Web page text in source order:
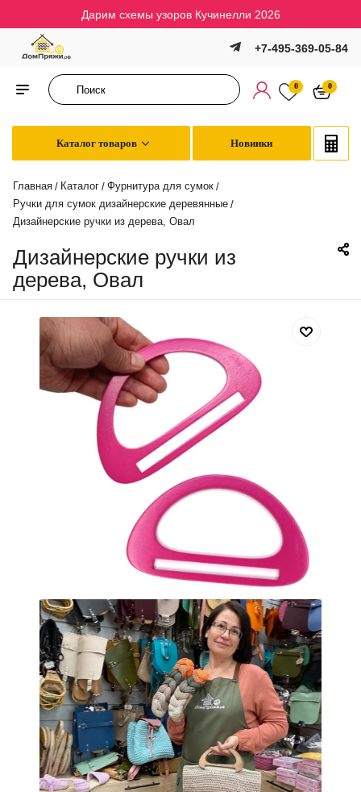
Дарим схемы узоров Кучинелли 2026
+7-495-369-05-84
0 0
Каталог товаров Новинки
Главная / Каталог / Фурнитура для сумок /
Ручки для сумок дизайнерские деревянные /
Дизайнерские ручки из дерева, Овал
Дизайнерские ручки из
дерева, Овал